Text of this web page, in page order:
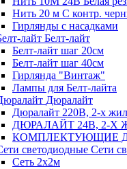
Нить 20 м С контр.
Гирлянды с насадками
Белт-лайт
Белт-лайт шаг 20см
Белт-лайт шаг 40см
Гирлянда "Винтаж"
Лампы для Белт-лайта
Дюралайт
Дюралайт 220В, 2-х
ДЮРАЛАЙТ 24В, 2-Х
КОМПЛЕКТУЮЩИЕ
Сети
Сеть 2х2м